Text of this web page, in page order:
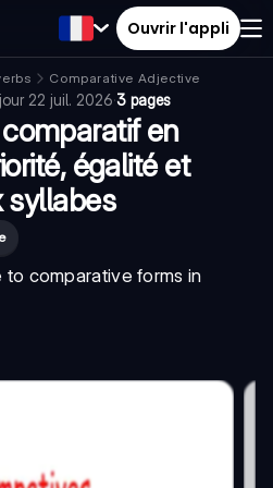
Ouvrir l'appli
Comparative Adjective
22 juil. 2026·3 pages
en
égalité et
syllabes
comparative forms in